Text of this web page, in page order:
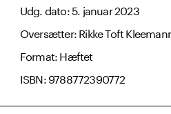
Udg. dato: 5. januar 2023
Oversætter: Rikke Toft
Format: Hæftet
ISBN: 9788772390772